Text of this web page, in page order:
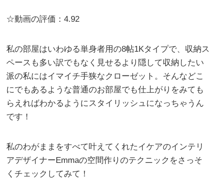
☆動画の評価：4.92
私の部屋はいわゆる単身者用の8帖1Kタイプで、収納ス
ペースも多い訳でもなく見せるより隠して収納したい
派の私にはイマイチ手狭なクローゼット。そんなどこ
にでもあるような普通のお部屋でも仕上がりをみても
らえればわかるようにスタイリッシュになっちゃうん
です！
私のわがままをすべて叶えてくれたイケアのインテリ
アデザイナーEmmaの空間作りのテクニックをさっそ
くチェックしてみて！